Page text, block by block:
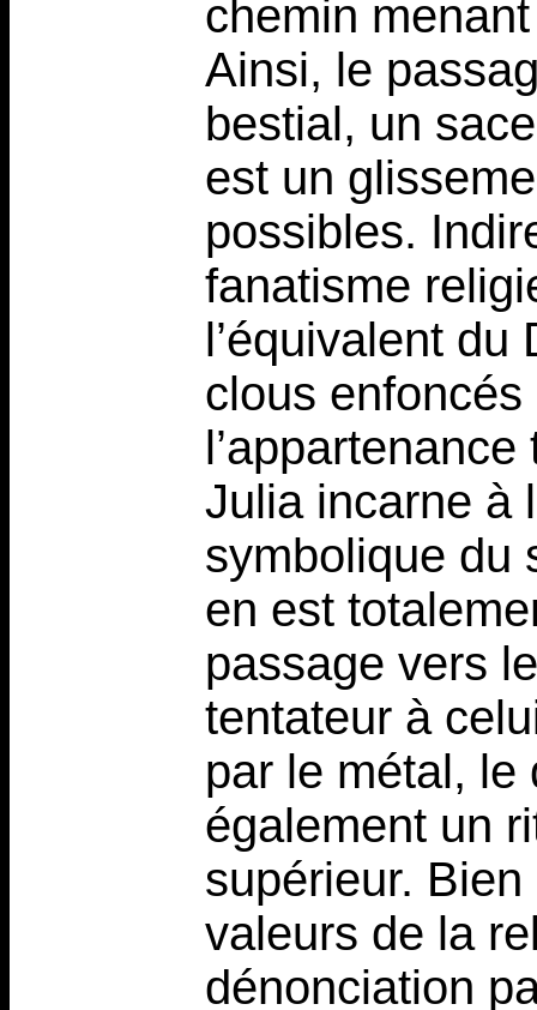
chemin
Ainsi, le
bestial, un
est un
possibles.
fanatisme
l’équivalent
clous enfoncés
Julia incarne à
symbolique du
en est
passage vers
tentateur à
par le métal, le
également un
supérieur. Bien
valeurs de la
dénonciation